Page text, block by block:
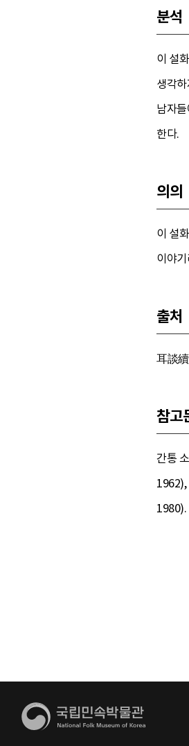
분석
이 설
생각
남자
한다.
의의
이 설
이야
출처
耳談
참고
간통
1962),
1980).